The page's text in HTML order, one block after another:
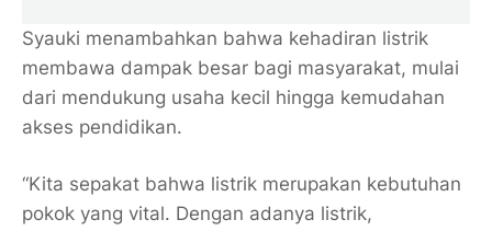
Syauki menambahkan bahwa kehadiran listrik
membawa dampak besar bagi masyarakat, mulai
dari mendukung usaha kecil hingga kemudahan
akses pendidikan.
“Kita sepakat bahwa listrik merupakan kebutuhan
pokok yang vital. Dengan adanya listrik,